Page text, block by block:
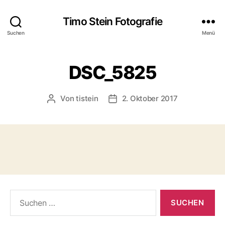
Suchen
Timo Stein Fotografie
Menü
DSC_5825
Beitragsautor
Vontistein Veröffentlichungsdatum
2. Oktober 2017
nach: